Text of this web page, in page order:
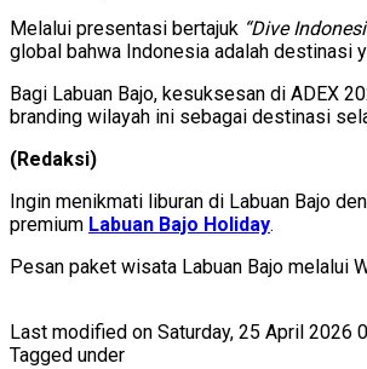
Melalui presentasi bertajuk “Dive
global bahwa Indonesia adalah destinasi
Bagi Labuan Bajo, kesuksesan di ADEX
branding wilayah ini sebagai destinasi
(Redaksi)
Ingin menikmati liburan di Labuan Bajo
premium Labuan Bajo Holiday.
Pesan paket wisata Labuan Bajo melalui
Last modified on Saturday, 25 April 2026
Tagged under